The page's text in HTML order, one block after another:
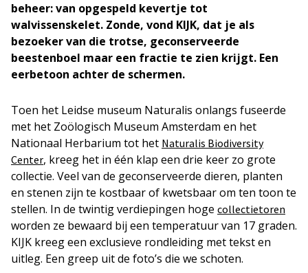
beheer: van opgespeld kevertje tot
walvissenskelet. Zonde, vond KIJK, dat je als
bezoeker van die trotse, geconserveerde
beestenboel maar een fractie te zien krijgt. Een
eerbetoon achter de schermen.
Toen het Leidse museum Naturalis onlangs fuseerde
met het Zoölogisch Museum Amsterdam en het
Nationaal Herbarium tot het Naturalis Biodiversity
Center, kreeg het in één klap een drie keer zo grote
collectie. Veel van de geconserveerde dieren, planten
en stenen zijn te kostbaar of kwetsbaar om ten toon te
stellen. In de twintig verdiepingen hoge collectietoren
worden ze bewaard bij een temperatuur van 17 graden.
KIJK kreeg een exclusieve rondleiding met tekst en
uitleg. Een greep uit de foto’s die we schoten.